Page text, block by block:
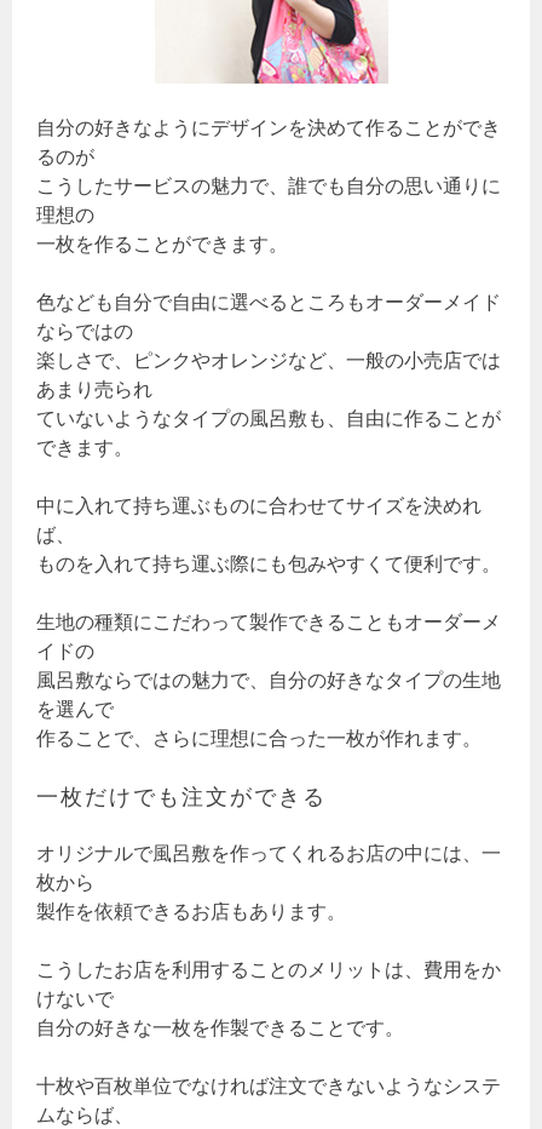
自分の好きなようにデザインを決めて作ることができ
るのが
こうしたサービスの魅力で、誰でも自分の思い通りに
理想の
一枚を作ることができます。
色なども自分で自由に選べるところもオーダーメイド
ならではの
楽しさで、ピンクやオレンジなど、一般の小売店では
あまり売られ
ていないようなタイプの風呂敷も、自由に作ることが
できます。
中に入れて持ち運ぶものに合わせてサイズを決めれ
ば、
ものを入れて持ち運ぶ際にも包みやすくて便利です。
生地の種類にこだわって製作できることもオーダーメ
イドの
風呂敷ならではの魅力で、自分の好きなタイプの生地
を選んで
作ることで、さらに理想に合った一枚が作れます。
一枚だけでも注文ができる
オリジナルで風呂敷を作ってくれるお店の中には、一
枚から
製作を依頼できるお店もあります。
こうしたお店を利用することのメリットは、費用をか
けないで
自分の好きな一枚を作製できることです。
十枚や百枚単位でなければ注文できないようなシステ
ムならば、